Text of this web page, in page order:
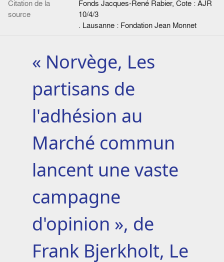
Citation de la
source
Fonds Jacques-René Rabier, Cote : AJR
10/4/3
. Lausanne : Fondation Jean Monnet
« Norvège, Les
partisans de
l'adhésion au
Marché commun
lancent une vaste
campagne
d'opinion », de
Frank Bjerkholt, Le